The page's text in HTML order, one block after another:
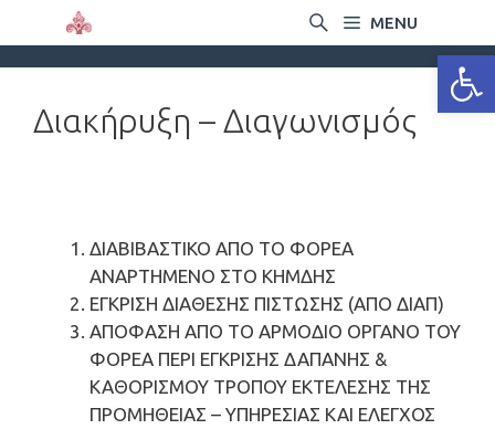
MENU
Διακήρυξη – Διαγωνισμός
ΔΙΑΒΙΒΑΣΤΙΚΟ ΑΠΟ ΤΟ ΦΟΡΕΑ
ΑΝΑΡΤΗΜΕΝΟ ΣΤΟ ΚΗΜΔΗΣ
ΕΓΚΡΙΣΗ ΔΙΑΘΕΣΗΣ ΠΙΣΤΩΣΗΣ (ΑΠΟ ΔΙΑΠ)
ΑΠΟΦΑΣΗ ΑΠΟ ΤΟ ΑΡΜΟΔΙΟ ΟΡΓΑΝΟ ΤΟΥ
ΦΟΡΕΑ ΠΕΡΙ ΕΓΚΡΙΣΗΣ ΔΑΠΑΝΗΣ &
ΚΑΘΟΡΙΣΜΟΥ ΤΡΟΠΟΥ ΕΚΤΕΛΕΣΗΣ ΤΗΣ
ΠΡΟΜΗΘΕΙΑΣ – ΥΠΗΡΕΣΙΑΣ ΚΑΙ ΕΛΕΓΧΟΣ